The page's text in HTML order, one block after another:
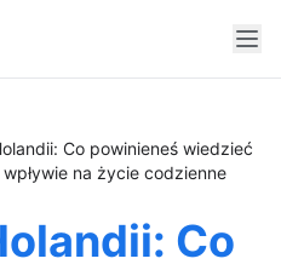
Co powinieneś wiedzieć
na życie codzienne
Co